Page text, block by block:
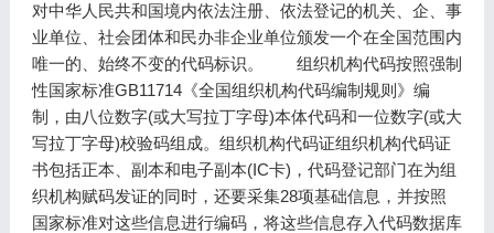
对中华人民共和国境内依法注册、依法登记的机关、企、事
业单位、社会团体和民办非企业单位颁发一个在全国范围内
唯一的、始终不变的代码标识。 组织机构代码按照强制
性国家标准GB11714《全国组织机构代码编制规则》编
制，由八位数字(或大写拉丁字母)本体代码和一位数字(或大
写拉丁字母)校验码组成。组织机构代码证组织机构代码证
书包括正本、副本和电子副本(IC卡)，代码登记部门在为组
织机构赋码发证的同时，还要采集28项基础信息，并按照
国家标准对这些信息进行编码，将这些信息存入代码数据库